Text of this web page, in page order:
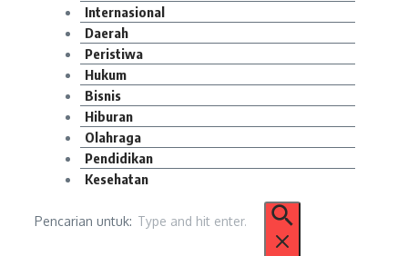
Internasional
Daerah
Peristiwa
Hukum
Bisnis
Hiburan
Olahraga
Pendidikan
Kesehatan
Pencarian untuk: